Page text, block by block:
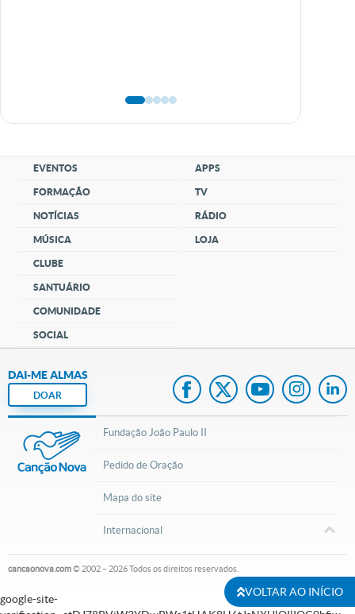
VOLTAR AO INÍCIO
EVENTOS
FORMAÇÃO
NOTÍCIAS
MÚSICA
CLUBE
SANTUÁRIO
COMUNIDADE
SOCIAL
APPS
TV
RÁDIO
LOJA
DAI-ME ALMAS
DOAR
Fundação João Paulo II
Pedido de Oração
Mapa do site
Internacional
cancaonova.com© 2002 – 2026Todos os direitos reservados.
google-site-